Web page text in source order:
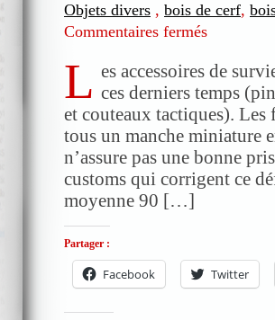
Objets divers , bois de cerf,
Commentaires fermés
firesteel
customs
L es accessoires de
ces derniers temps
et couteaux tactiques). Les
tous un manche miniature
n’assure pas une bonne
customs qui corrigent ce
moyenne 90 […]
Partager :
Facebook Twitter